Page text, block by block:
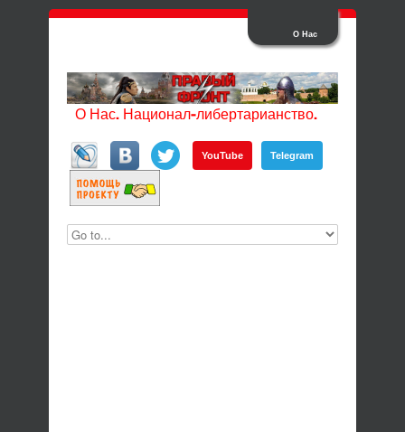
О Нас
О Нас. Национал-либертарианство.
YouTube Telegram